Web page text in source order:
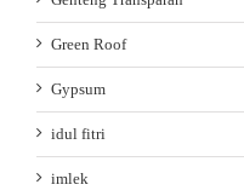
Green Roof
Gypsum
idul fitri
imlek